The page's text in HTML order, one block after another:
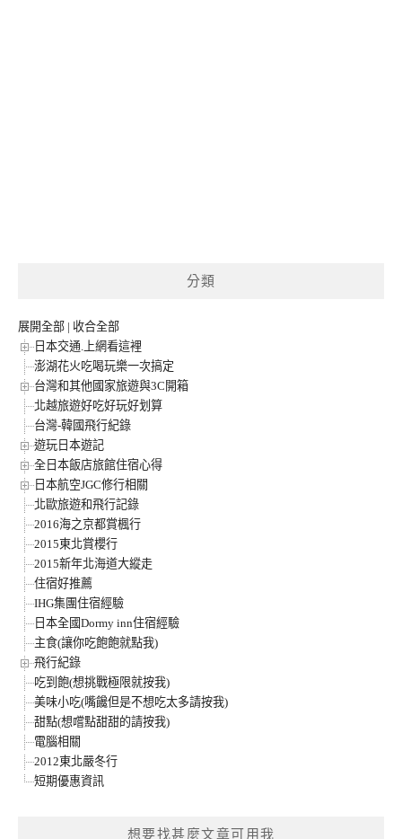
分類
展開全部 | 收合全部
日本交通.上網看這裡
澎湖花火吃喝玩樂一次搞定
台灣和其他國家旅遊與3C開箱
北越旅遊好吃好玩好划算
台灣-韓國飛行紀錄
遊玩日本遊記
全日本飯店旅館住宿心得
日本航空JGC修行相關
北歐旅遊和飛行記錄
2016海之京都賞楓行
2015東北賞櫻行
2015新年北海道大縱走
住宿好推薦
IHG集團住宿經驗
日本全國Dormy inn住宿經驗
主食(讓你吃飽飽就點我)
飛行紀錄
吃到飽(想挑戰極限就按我)
美味小吃(嘴饞但是不想吃太多請按我)
甜點(想嚐點甜甜的請按我)
電腦相關
2012東北嚴冬行
短期優惠資訊
想要找甚麼文章可用我